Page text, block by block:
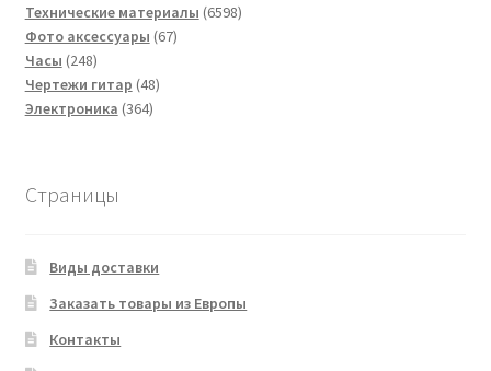
товаров
Технические материалы 65986598
Фото аксессуары 6767
Часы 248248
товаров
Чертежи гитар 4848
Электроника 364364
Страницы
Виды доставки
Заказать товары из Европы
Контакты